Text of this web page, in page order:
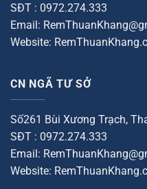
SĐT : 0972.274.333
Email:
Website:
CN NGÃ TƯ SỞ
Số261 Bùi Xương Trạch,
SĐT : 0972.274.333
Email:
Website: